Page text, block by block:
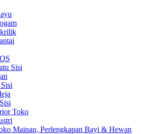
Sisi
Toko
Mainan, Perlengkapan Bayi & Hewan